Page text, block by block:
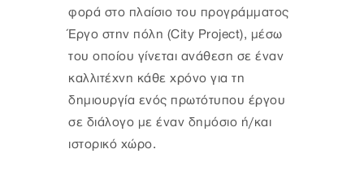
φορά στο πλαίσιο του προγράμματος
Έργο στην πόλη (City Project), μέσω
του οποίου γίνεται ανάθεση σε έναν
καλλιτέχνη κάθε χρόνο για τη
δημιουργία ενός πρωτότυπου έργου
σε διάλογο με έναν δημόσιο ή/και
ιστορικό χώρο.